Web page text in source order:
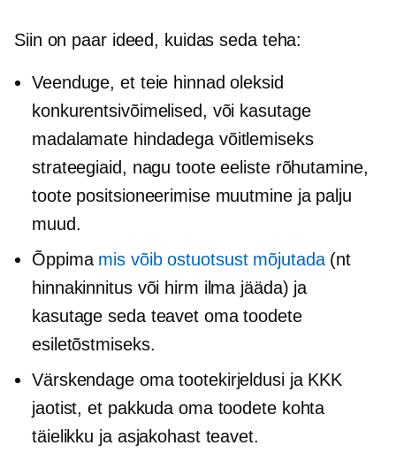
Siin on paar ideed, kuidas seda teha:
Veenduge, et teie hinnad oleksid
konkurentsivõimelised, või kasutage
madalamate hindadega võitlemiseks
strateegiaid, nagu toote eeliste rõhutamine,
toote positsioneerimise muutmine ja palju
muud.
Õppima mis võib ostuotsust mõjutada(nt
hinnakinnitus või hirm ilma jääda) ja
kasutage seda teavet oma toodete
esiletõstmiseks.
Värskendage oma tootekirjeldusi ja KKK
jaotist, et pakkuda oma toodete kohta
täielikku ja asjakohast teavet.